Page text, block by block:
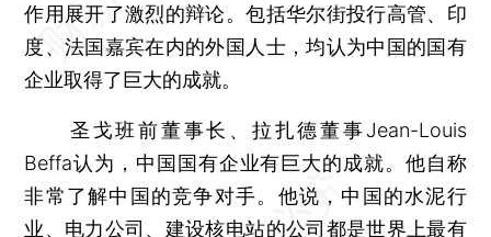
作用展开了激烈的辩论。包括华尔街投行高管、印
度、法国嘉宾在内的外国人士，均认为中国的国有
企业取得了巨大的成就。
圣戈班前董事长、拉扎德董事Jean-Louis
Beffa认为，中国国有企业有巨大的成就。他自称
非常了解中国的竞争对手。他说，中国的水泥行
业、电力公司、建设核电站的公司都是世界上最有